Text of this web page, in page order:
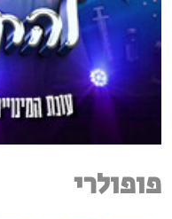
פופולרי